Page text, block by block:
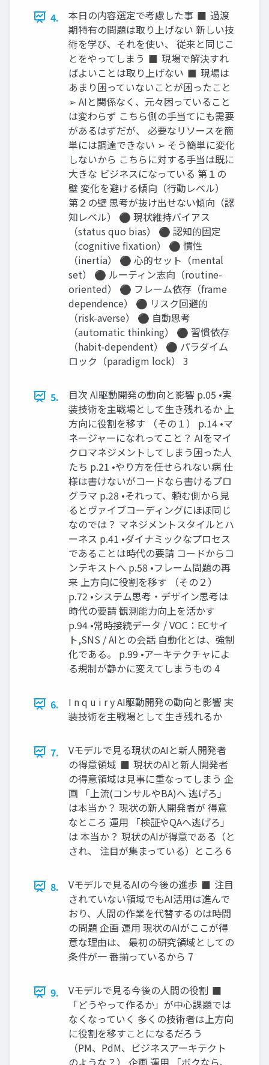
4.
本日の内容選定で考慮した事 ◼ 過渡
期特有の問題は取り上げない 新しい技
術を学び、それを使い、 従来と同じこ
とをやってしまう ◼ 現場で解決すれ
ばよいことは取り上げない ◼ 現場は
あまり困っていないことが困ったこと
➢ AIと関係なく、元々困っていること
は変わらず こちら側の手当てにも需要
があるはずだが、 必要なリソースを簡
単には調達できない ➢ そう簡単に変化
しないから こちらに対する手当は既に
大きな ビジネスになっている 第１の
壁 変化を避ける傾向（行動レベル）
第２の壁 思考が抜け出せない傾向（認
知レベル） ⚫ 現状維持バイアス
（status quo bias） ⚫ 認知的固定
（cognitive fixation） ⚫ 慣性
（inertia） ⚫ 心的セット（mental
set） ⚫ ルーティン志向（routine-
oriented） ⚫ フレーム依存（frame
dependence） ⚫ リスク回避的
（risk-averse） ⚫ 自動思考
（automatic thinking） ⚫ 習慣依存
（habit-dependent） ⚫ パラダイム
ロック（paradigm lock） 3
5.
目次 AI駆動開発の動向と影響 p.05 •実
装技術を主戦場として生き残れるか 上
方向に役割を移す （その１） p.14 •マ
ネージャーになれってこと？ AIをマイ
クロマネジメントしてしまう困った人
たち p.21 •やり方を任せられない病 仕
様は書けないがコードなら書けるプロ
グラマ p.28 •それって、頼む側から見
るとヴァイブコーディングにほぼ同じ
なのでは？ マネジメントスタイルとハ
ーネス p.41 •ダイナミックなプロセス
であることは時代の要請 コードからコ
ンテキストへ p.58 •フレーム問題の再
来 上方向に役割を移す （その２）
p.72 •システム思考・デザイン思考は
時代の要請 観測能力向上を活かす
p.94 •常時接続データ / VOC：ECサイ
ト,SNS / AIとの会話 自動化とは、強制
化である。 p.99 •アーキテクチャによ
る規制が静かに変えてしまうもの 4
6.
I n q u i r y AI駆動開発の動向と影響 実
装技術を主戦場として生き残れるか
7.
Vモデルで見る現状のAIと新人開発者
の得意領域 ◼ 現状のAIと新人開発者
の得意領域は見事に重なってしまう 企
画 「上流(コンサルやBA)へ 逃げろ」
は本当か？ 現状の新人開発者が 得意
なところ 運用 「検証やQAへ逃げろ」
は 本当か？ 現状のAIが得意である（と
され、 注目が集まっている）ところ 6
8.
Vモデルで見るAIの今後の進歩 ◼ 注目
されていない領域でもAI活用は進んで
おり、人間の作業を代替するのは時間
の問題 企画 運用 現状のAIがここが得
意な理由は、 最初の研究領域としての
条件が一 番揃っているから 7
9.
Vモデルで見る今後の人間の役割 ◼
「どうやって作るか」が中心課題では
なくなっていく 多くの技術者は上方向
に役割を移すことになるだろう
（PM、PdM、ビジネスアーキテクト
のような？） 企画 運用 「ボクなら、